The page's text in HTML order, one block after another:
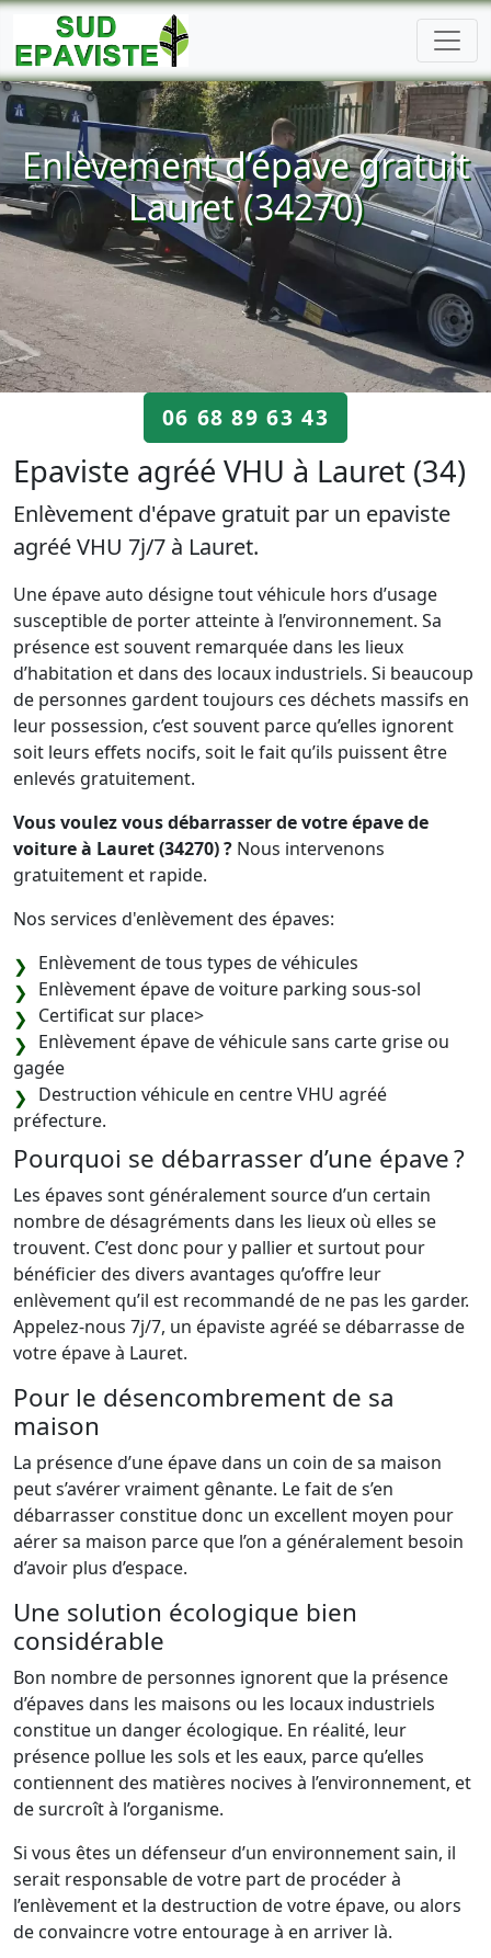
Enlèvement d’épave gratuit
Lauret (34270)
06 68 89 63 43
Epaviste agréé VHU à Lauret (34)
Enlèvement d'épave gratuit par un epaviste
agréé VHU 7j/7 à Lauret.
Une épave auto désigne tout véhicule hors d’usage
susceptible de porter atteinte à l’environnement. Sa
présence est souvent remarquée dans les lieux
d’habitation et dans des locaux industriels. Si beaucoup
de personnes gardent toujours ces déchets massifs en
leur possession, c’est souvent parce qu’elles ignorent
soit leurs effets nocifs, soit le fait qu’ils puissent être
enlevés gratuitement.
Vous voulez vous débarrasser de votre épave de
voiture à Lauret (34270) ? Nous intervenons
gratuitement et rapide.
Nos services d'enlèvement des épaves:
Enlèvement de tous types de véhicules
Enlèvement épave de voiture parking sous-sol
Certificat sur place>
Enlèvement épave de véhicule sans carte grise ou
gagée
Destruction véhicule en centre VHU agréé
préfecture.
Pourquoi se débarrasser d’une épave ?
Les épaves sont généralement source d’un certain
nombre de désagréments dans les lieux où elles se
trouvent. C’est donc pour y pallier et surtout pour
bénéficier des divers avantages qu’offre leur
enlèvement qu’il est recommandé de ne pas les garder.
Appelez-nous 7j/7, un épaviste agréé se débarrasse de
votre épave à Lauret.
Pour le désencombrement de sa
maison
La présence d’une épave dans un coin de sa maison
peut s’avérer vraiment gênante. Le fait de s’en
débarrasser constitue donc un excellent moyen pour
aérer sa maison parce que l’on a généralement besoin
d’avoir plus d’espace.
Une solution écologique bien
considérable
Bon nombre de personnes ignorent que la présence
d’épaves dans les maisons ou les locaux industriels
constitue un danger écologique. En réalité, leur
présence pollue les sols et les eaux, parce qu’elles
contiennent des matières nocives à l’environnement, et
de surcroît à l’organisme.
Si vous êtes un défenseur d’un environnement sain, il
serait responsable de votre part de procéder à
l’enlèvement et la destruction de votre épave, ou alors
de convaincre votre entourage à en arriver là.